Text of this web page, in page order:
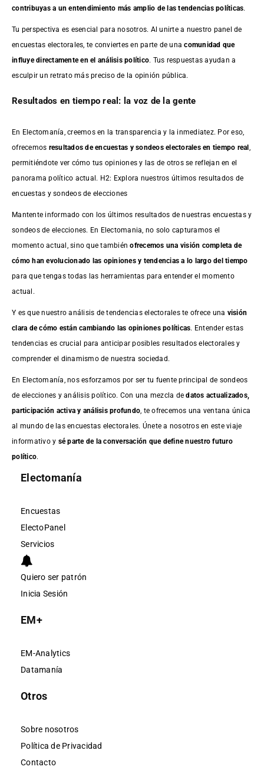
contribuyas a un entendimiento más amplio de las tendencias políticas.
Tu perspectiva es esencial para nosotros. Al unirte a nuestro panel de
encuestas electorales, te conviertes en parte de unacomunidad que
influye directamente en el análisis político. Tus respuestas ayudan a
esculpir un retrato más preciso de la opinión pública.
Resultados en tiempo real: la voz de la gente
En Electomanía, creemos en la transparencia y la inmediatez. Por eso,
ofrecemos resultados deencuestas y sondeos electorales en tiempo real
permitiéndote ver cómo tus opiniones y las de otros se reflejan en el
panorama político actual. H2: Explora nuestros últimos resultados de
encuestas y sondeos de elecciones
Mantente informado con los últimos resultados de nuestras encuestasy
sondeos de elecciones. En Electomania, no solo capturamos el
momento actual, sino que tambiénofrecemos una visión completa de
cómo han evolucionado las opiniones y tendencias a lo largo del tiempo
para que tengas todas las herramientas para entender el momento
actual.
Y es que nuestro análisis de tendencias electorales te ofrece una visión
clara de cómo están cambiando las opiniones políticas. Entender estas
tendencias es crucial para anticipar posibles resultados electorales y
comprender el dinamismo de nuestra sociedad.
En Electomanía, nos esforzamos por ser tu fuente principal de sondeos
de elecciones y análisis político. Con una mezcla dedatos actualizados,
participación activa y análisis profundo , te ofrecemos una ventana única
al mundo de las encuestas electorales. Únete a nosotros en este viaje
informativo y sé parte de la conversación que define nuestro futuro
político.
Electomanía
Encuestas
ElectoPanel
Servicios
Quiero ser patrón
Inicia Sesión
EM+
EM-Analytics
Datamanía
Otros
Sobre nosotros
Política de Privacidad
Contacto